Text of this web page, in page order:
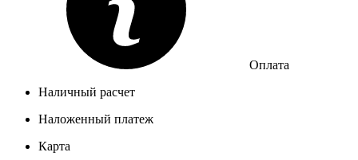
Оплата
Наличный расчет
Наложенный платеж
Карта